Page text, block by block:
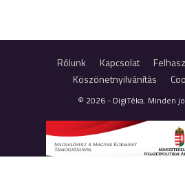
Rólunk Kapcsolat
Köszönetnyilvánítás
© 2026 - DigiTéka. Minden